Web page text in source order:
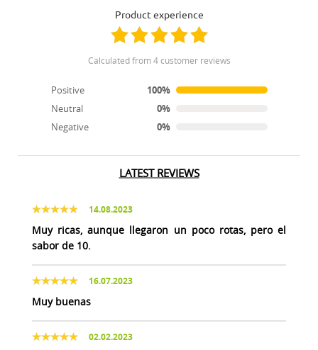
product experience
calculated from 4 customer reviews
Positive
100%
Neutral
0%
Negative
0%
LATEST REVIEWS
14.08.2023
Muy ricas, aunque llegaron un poco rotas, pero el
sabor de 10.
16.07.2023
Muy buenas
02.02.2023